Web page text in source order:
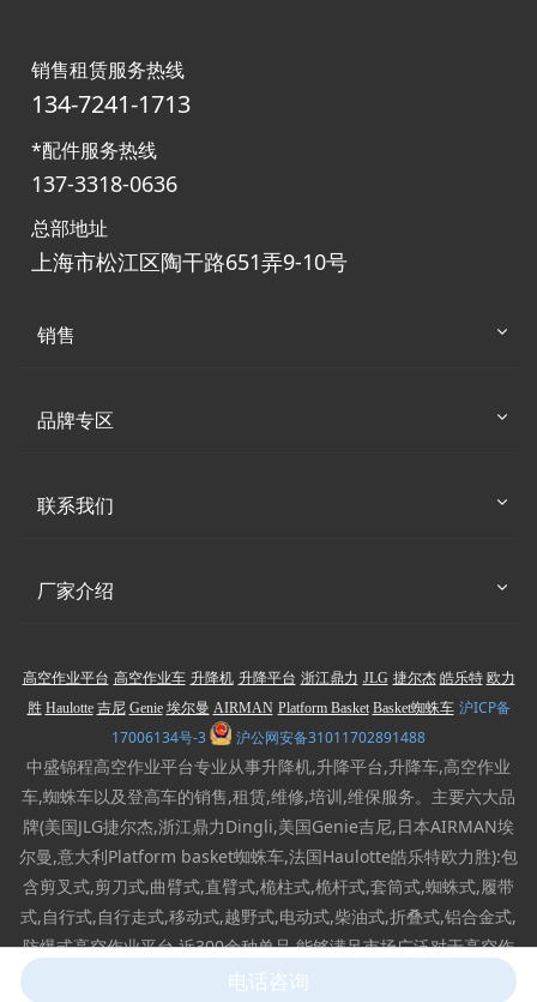
销售租赁服务热线
134-7241-1713
*配件服务热线
137-3318-0636
总部地址
上海市松江区陶干路651弄9-10号
销售
品牌专区
联系我们
厂家介绍
高空作业平台 高空作业车 升降机 升降平台 浙江鼎力 JLG 捷尔杰 皓乐特 欧力
胜 Haulotte 吉尼 Genie 埃尔曼 AIRMAN Platform Basket Basket蜘蛛车 沪ICP备
17006134号-3
沪公网安备31011702891488
中盛锦程高空作业平台专业从事升降机,升降平台,升降车,高空作业
车,蜘蛛车以及登高车的销售,租赁,维修,培训,维保服务。主要六大品
牌(美国JLG捷尔杰,浙江鼎力Dingli,美国Genie吉尼,日本AIRMAN埃
尔曼,意大利Platform basket蜘蛛车,法国Haulotte皓乐特欧力胜):包
含剪叉式,剪刀式,曲臂式,直臂式,桅柱式,桅杆式,套筒式,蜘蛛式,履带
式,自行式,自行走式,移动式,越野式,电动式,柴油式,折叠式,铝合金式,
防爆式高空作业平台,近300余种单品,能够满足市场广泛对于高空作
业设备的需求。
电话咨询